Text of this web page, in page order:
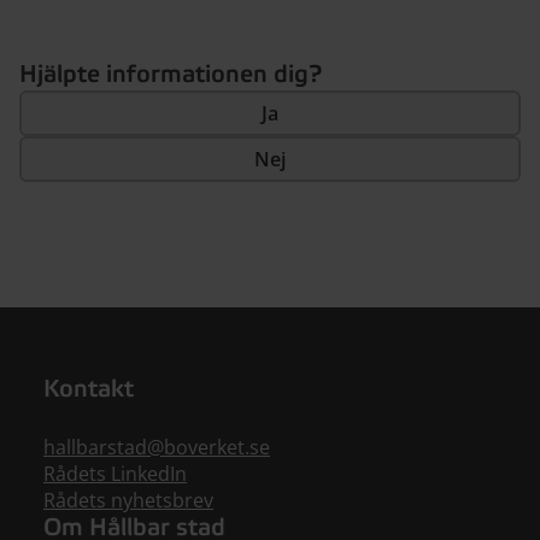
Hjälpte informationen dig?
Ja
Nej
Kontakt
hallbarstad@boverket.se
Rådets LinkedIn
Rådets nyhetsbrev
Om Hållbar stad